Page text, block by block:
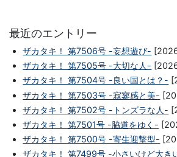
最近のエントリー
ザカタキ！ 第7506号 -妄想遊び-
ザカタキ！ 第7505号 -大切な人-
ザカタキ！ 第7504号 -良い国とは？-
ザカタキ！ 第7503号 -寂寥感と美-
ザカタキ！ 第7502号 -トンズラな人-
ザカタキ！ 第7501号 -脇道をゆく-
ザカタキ！ 第7500号 -寄生迎撃型-
ザカタキ！ 第7499号 -小さいけど大き